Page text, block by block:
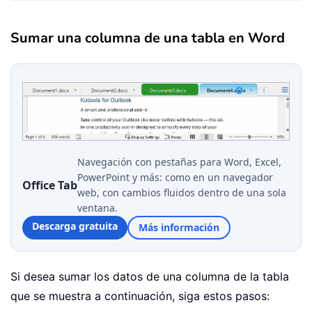
Sumar una columna de una tabla en Word
Office Tab
Navegación con pestañas para Word, Excel,
PowerPoint y más: como en un navegador
web, con cambios fluidos dentro de una sola
ventana.
Descarga gratuita
Más información
Si desea sumar los datos de una columna de la tabla
que se muestra a continuación, siga estos pasos: